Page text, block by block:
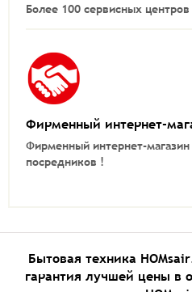
Более 100 сервисных
Фирменный интернет-
Фирменный интернет-
посредников !
Бытовая техника
гарантия лучшей цены в